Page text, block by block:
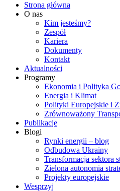
Strona główna
O nas
Kim jesteśmy?
Zespół
Kariera
Dokumenty
Kontakt
Aktualności
Programy
Ekonomia i Polityka
Energia i Klimat
Polityki Europejskie i
Zrównoważony
Publikacje
Blogi
Rynki energii – blog
Odbudowa Ukrainy
Transformacja sektora
Zielona autonomia
Projekty europejskie
Wesprzyj